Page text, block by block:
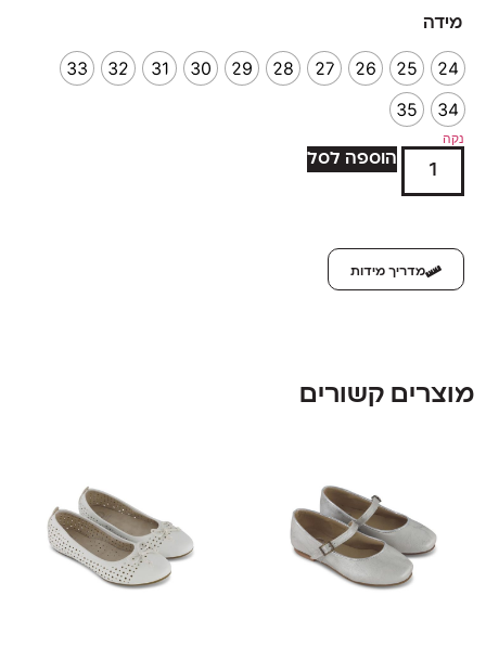
מידה
24
25
26
27
28
29
30
31
32
33
34
35
נקה
הוספה לסל
מדריך מידות
מוצרים קשורים